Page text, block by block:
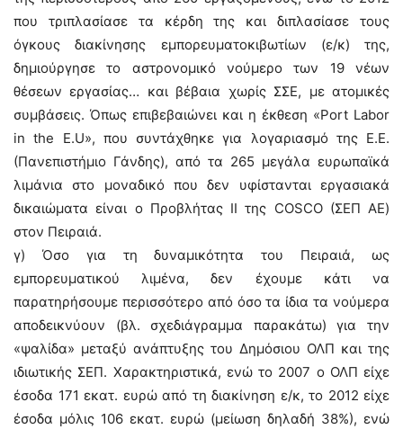
που τριπλασίασε τα κέρδη της και διπλασίασε τους
όγκους διακίνησης εμπορευματοκιβωτίων (ε/κ) της,
δημιούργησε το αστρονομικό νούμερο των 19 νέων
θέσεων εργασίας… και βέβαια χωρίς ΣΣΕ, με ατομικές
συμβάσεις. Όπως επιβεβαιώνει και η έκθεση «Port Labor
in the E.U», που συντάχθηκε για λογαριασμό της Ε.Ε.
(Πανεπιστήμιο Γάνδης), από τα 265 μεγάλα ευρωπαϊκά
λιμάνια στο μοναδικό που δεν υφίστανται εργασιακά
δικαιώματα είναι ο Προβλήτας ΙΙ της COSCO (ΣΕΠ ΑΕ)
στον Πειραιά.
γ) Όσο για τη δυναμικότητα του Πειραιά, ως
εμπορευματικού λιμένα, δεν έχουμε κάτι να
παρατηρήσουμε περισσότερο από όσο τα ίδια τα νούμερα
αποδεικνύουν (βλ. σχεδιάγραμμα παρακάτω) για την
«ψαλίδα» μεταξύ ανάπτυξης του Δημόσιου ΟΛΠ και της
ιδιωτικής ΣΕΠ. Χαρακτηριστικά, ενώ το 2007 ο ΟΛΠ είχε
έσοδα 171 εκατ. ευρώ από τη διακίνηση ε/κ, το 2012 είχε
έσοδα μόλις 106 εκατ. ευρώ (μείωση δηλαδή 38%), ενώ